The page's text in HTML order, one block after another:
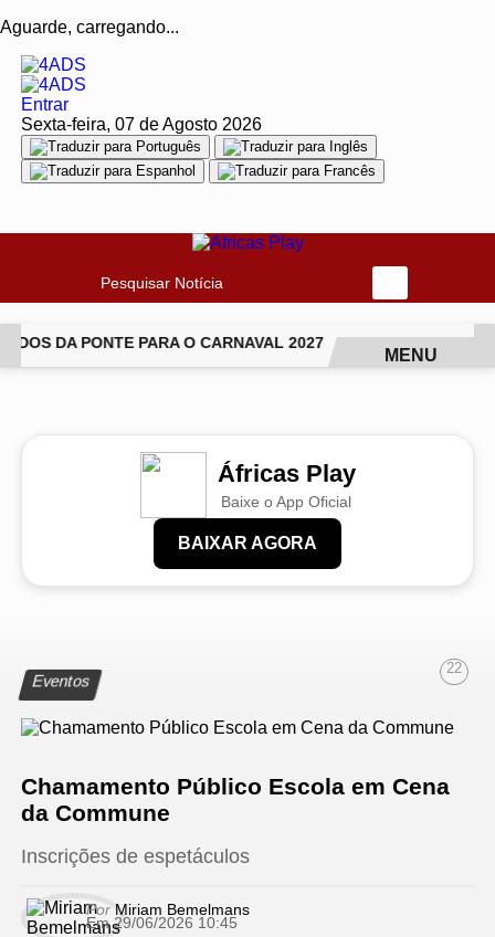
Aguarde, carregando...
Entrar
Sexta-feira, 07 de Agosto 2026
Pesquisar Notícia
DA PONTE PARA O CARNAVAL 2027 CANTORA
MENU
Áfricas Play
Baixe o App Oficial
BAIXAR AGORA
Eventos
22
Chamamento Público Escola em Cena
da Commune
Inscrições de espetáculos
Por Miriam Bemelmans
Em 29/06/2026 10:45